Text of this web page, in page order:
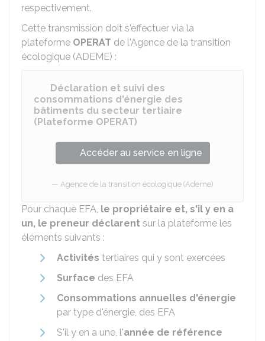
respectivement.
Cette transmission doit s'effectuer via la
plateforme OPERAT de l'Agence de la transition
écologique (ADEME) :
Déclaration et suivi des
consommations d'énergie des
bâtiments du secteur tertiaire
(Plateforme OPERAT)
Accéder au service en ligne
Agence de la transition écologique (Ademe)
Pour chaque EFA, le propriétaire et, s'il y en a
un, le preneur déclarent sur la plateforme les
éléments suivants :
Activités tertiaires qui y sont exercées
Surface des EFA
Consommations annuelles d'énergie
par type d'énergie, des EFA
S'il y en a une, l'année de référence